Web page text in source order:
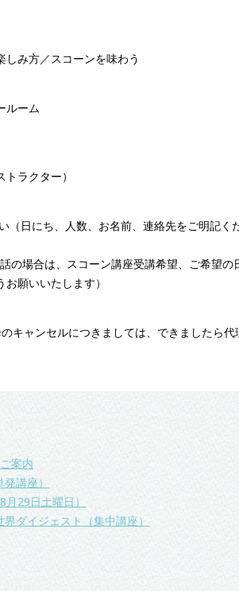
み方／スコーンを味わう
ルーム
ラクター）
日にち、人数、お名前、連絡先をご明記く
場合は、スコーン講座受講希望、ご希望
願いいたします）
キャンセルにつきましては、できました
案内
講座）
29日土曜日）
ダイジェスト（集中講座）